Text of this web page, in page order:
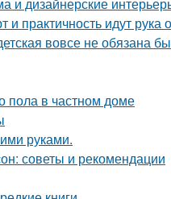
практичность идут рука
вовсе не обязана
пола в частном доме
руками.
советы и рекомендации